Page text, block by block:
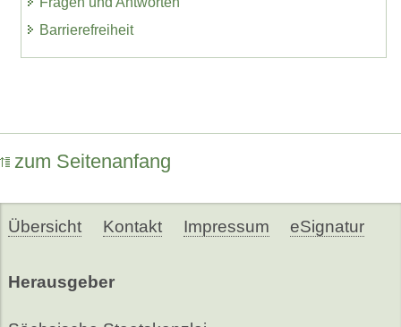
Barrierefreiheit
zum Seitenanfang
Übersicht Kontakt Impressum eSignatur
Herausgeber